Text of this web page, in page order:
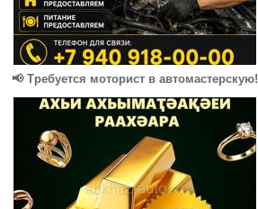
📢 Требуется моторист в автомастерскую!